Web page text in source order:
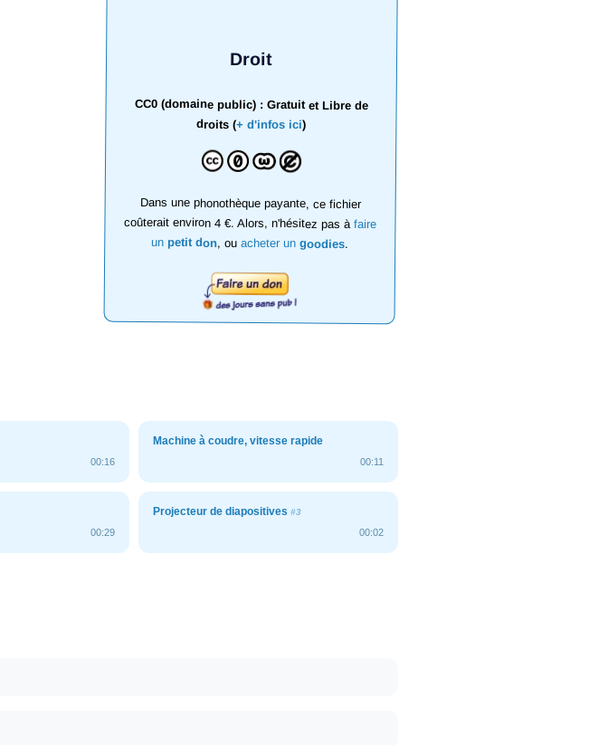
Droit
CC0 (domaine public) : Gratuit et Libre de
droits (+ d'infos ici)
Dans une phonothèque payante, ce fichier
coûterait environ 4 €. Alors, n'hésitez pas àfaire
un petit don, ouacheter ungoodies.
00:16
Machine à coudre, vitesse rapide
00:11
00:29
Projecteur de diapositives#3
00:02